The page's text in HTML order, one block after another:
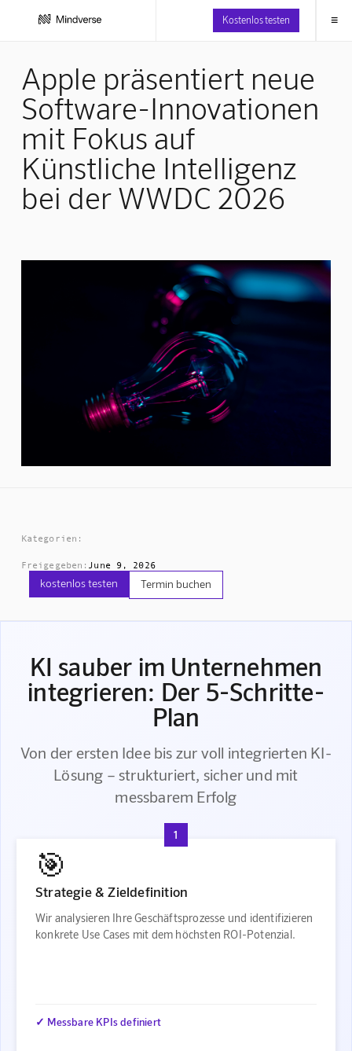
Kostenlos testen ≡
Apple präsentiert neue
Software-Innovationen
mit Fokus auf
Künstliche Intelligenz
bei der WWDC 2026
Kategorien:
Freigegeben: June 9, 2026
kostenlos testen Termin buchen
KI sauber im Unternehmen
integrieren: Der 5-Schritte-
Plan
Von der ersten Idee bis zur voll integrierten KI-
Lösung – strukturiert, sicher und mit
messbarem Erfolg
1
🎯
Strategie & Zieldefinition
Wir analysieren Ihre Geschäftsprozesse und identifizieren
konkrete Use Cases mit dem höchsten ROI-Potenzial.
✓ Messbare KPIs definiert